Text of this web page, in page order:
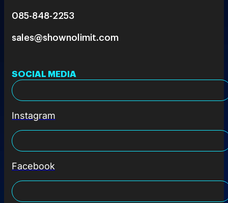
085-848-2253
sales@shownolimit.com
SOCIAL MEDIA
Instagram
Facebook